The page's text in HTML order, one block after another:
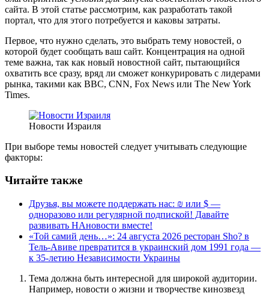
сайта. В этой статье рассмотрим, как разработать такой
портал, что для этого потребуется и каковы затраты.
Первое, что нужно сделать, это выбрать тему новостей, о
которой будет сообщать ваш сайт. Концентрация на одной
теме важна, так как новый новостной сайт, пытающийся
охватить все сразу, вряд ли сможет конкурировать с лидерами
рынка, такими как BBC, CNN, Fox News или The New York
Times.
Новости Израиля
При выборе темы новостей следует учитывать следующие
факторы:
Читайте также
Друзья, вы можете поддержать нас: ₪ или $ —
одноразово или регулярной подпиской! Давайте
развивать НАновости вместе!
«Той самий день…»: 24 августа 2026 ресторан Sho? в
Тель-Авиве превратится в украинский дом 1991 года —
к 35-летию Независимости Украины
Тема должна быть интересной для широкой аудитории.
Например, новости о жизни и творчестве кинозвезд